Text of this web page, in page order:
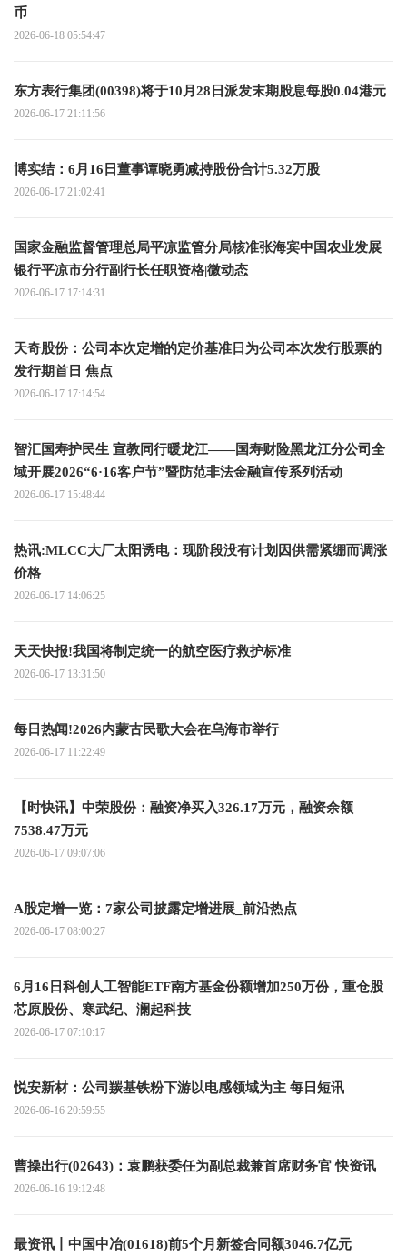
币
2026-06-18 05:54:47
东方表行集团(00398)将于10月28日派发末期股息每股0.04港元
2026-06-17 21:11:56
博实结：6月16日董事谭晓勇减持股份合计5.32万股
2026-06-17 21:02:41
国家金融监督管理总局平凉监管分局核准张海宾中国农业发展
银行平凉市分行副行长任职资格|微动态
2026-06-17 17:14:31
天奇股份：公司本次定增的定价基准日为公司本次发行股票的
发行期首日 焦点
2026-06-17 17:14:54
智汇国寿护民生 宣教同行暖龙江——国寿财险黑龙江分公司全
域开展2026“6·16客户节”暨防范非法金融宣传系列活动
2026-06-17 15:48:44
热讯:MLCC大厂太阳诱电：现阶段没有计划因供需紧绷而调涨
价格
2026-06-17 14:06:25
天天快报!我国将制定统一的航空医疗救护标准
2026-06-17 13:31:50
每日热闻!2026内蒙古民歌大会在乌海市举行
2026-06-17 11:22:49
【时快讯】中荣股份：融资净买入326.17万元，融资余额
7538.47万元
2026-06-17 09:07:06
A股定增一览：7家公司披露定增进展_前沿热点
2026-06-17 08:00:27
6月16日科创人工智能ETF南方基金份额增加250万份，重仓股
芯原股份、寒武纪、澜起科技
2026-06-17 07:10:17
悦安新材：公司羰基铁粉下游以电感领域为主 每日短讯
2026-06-16 20:59:55
曹操出行(02643)：袁鹏获委任为副总裁兼首席财务官 快资讯
2026-06-16 19:12:48
最资讯丨中国中冶(01618)前5个月新签合同额3046.7亿元